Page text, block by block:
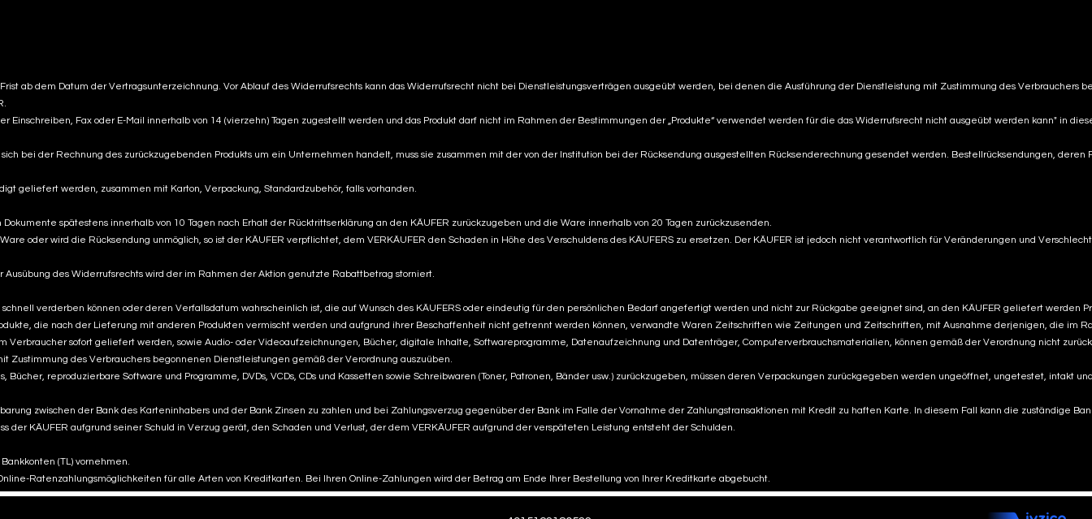
ab dem Datum der Vertragsunterzeichnung. Vor Ablauf des Widerrufsrechts kann das Widerrufsrecht nicht bei Dienstleistungsverträgen ausgeübt werden, bei denen die Ausführung der Dienstleistung mit Zustimmung des Verbrauchers
Einschreiben, Fax oder E-Mail innerhalb von 14 (vierzehn) Tagen zugestellt werden und das Produkt darf nicht im Rahmen der Bestimmungen der „Produkte“ verwendet werden für die das Widerrufsrecht nicht ausgeübt werden kann" in
bei der Rechnung des zurückzugebenden Produkts um ein Unternehmen handelt, muss sie zusammen mit der von der Institution bei der Rücksendung ausgestellten Rücksenderechnung gesendet werden. Bestellrücksendungen,
geliefert werden, zusammen mit Karton, Verpackung, Standardzubehör, falls vorhanden.
spätestens innerhalb von 10 Tagen nach Erhalt der Rücktrittserklärung an den KÄUFER zurückzugeben und die Ware innerhalb von 20 Tagen zurückzusenden.
oder wird die Rücksendung unmöglich, so ist der KÄUFER verpflichtet, dem VERKÄUFER den Schaden in Höhe des Verschuldens des KÄUFERS zu ersetzen. Der KÄUFER ist jedoch nicht verantwortlich für Veränderungen und
des Widerrufsrechts wird der im Rahmen der Aktion genutzte Rabattbetrag storniert.
verderben können oder deren Verfallsdatum wahrscheinlich ist, die auf Wunsch des KÄUFERS oder eindeutig für den persönlichen Bedarf angefertigt werden und nicht zur Rückgabe geeignet sind, an den KÄUFER geliefert werden
die nach der Lieferung mit anderen Produkten vermischt werden und aufgrund ihrer Beschaffenheit nicht getrennt werden können, verwandte Waren Zeitschriften wie Zeitungen und Zeitschriften, mit Ausnahme derjenigen, die im
sofort geliefert werden, sowie Audio- oder Videoaufzeichnungen, Bücher, digitale Inhalte, Softwareprogramme, Datenaufzeichnung und Datenträger, Computerverbrauchsmaterialien, können gemäß der Verordnung nicht
Zustimmung des Verbrauchers begonnenen Dienstleistungen gemäß der Verordnung auszuüben.
reproduzierbare Software und Programme, DVDs, VCDs, CDs und Kassetten sowie Schreibwaren (Toner, Patronen, Bänder usw.) zurückzugeben, müssen deren Verpackungen zurückgegeben werden ungeöffnet, ungetestet, intakt
zwischen der Bank des Karteninhabers und der Bank Zinsen zu zahlen und bei Zahlungsverzug gegenüber der Bank im Falle der Vornahme der Zahlungstransaktionen mit Kredit zu haften Karte. In diesem Fall kann die zuständige
der KÄUFER aufgrund seiner Schuld in Verzug gerät, den Schaden und Verlust, der dem VERKÄUFER aufgrund der verspäteten Leistung entsteht der Schulden.
(TL) vornehmen.
Ratenzahlungsmöglichkeiten für alle Arten von Kreditkarten. Bei Ihren Online-Zahlungen wird der Betrag am Ende Ihrer Bestellung von Ihrer Kreditkarte abgebucht.